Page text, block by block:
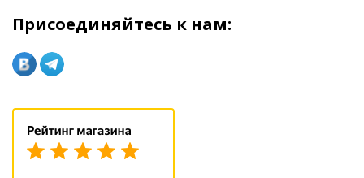
Присоединяйтесь к нам: